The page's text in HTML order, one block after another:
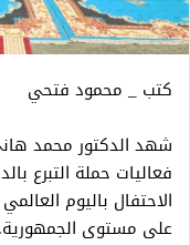
كتب _ محمود فتحي
شهد الدكتور محمد
فعاليات حملة التبرع
الاحتفال باليوم
على مستوى الجمهورية.